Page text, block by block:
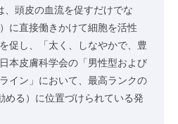
、頭皮の血流を促すだけでな
に直接働きかけて細胞を活性
促し、「太く、しなやかで、豊
本皮膚科学会の「男性型および
イン」において、最高ランクの
める）に位置づけられている発